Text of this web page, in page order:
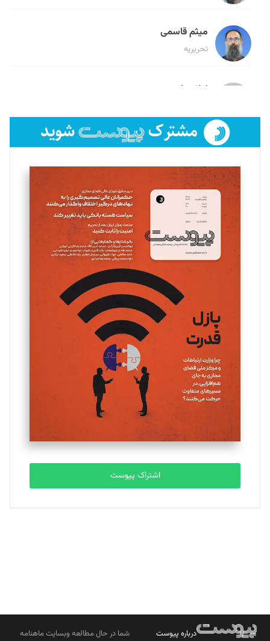
میثم قاسمی
تحریریه
لیلا حنارود
فائزه فتحی رستمی
تحریریه
سروش کرمیان
تحریریه
مینا پاکدل
یسنا امان‌پور
تحریریه
ملینا جعفری
تحریریه
مصطفی مسجدی آرانی
تحریریه
بابک نقاش
تحریریه
اشتراک پیوست
درباره پیوست
شما در حال مطالعه وبسایت ماهنامه